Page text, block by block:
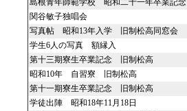
島根青年師範学校 昭和二十一年卒業記念
関谷敏子独唱会
写真帖 昭和13年入学 旧制松高同窓会
学生6人の写真 額縁入
第十三期寮生卒業記念 旧制松高
昭和10年 自習寮 旧制松高
第十一期寮生卒業記念 旧制松高
学徒出陣 昭和18年11月18日